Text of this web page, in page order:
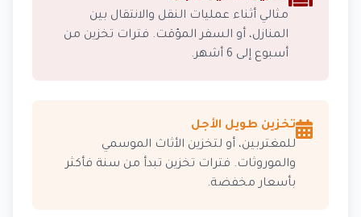
مثالي أثناء عمليات النقل والانتقال بين
المنازل، أو السفر المؤقت. فترات تخزين من
أسبوع إلى 6 أشهر.
تخزين طويل الأجل
للمغتربين، أو لتخزين الأثاث الموسمي
والموروثات. فترات تخزين تبدأ من سنة فأكثر
بأسعار مخفضة.